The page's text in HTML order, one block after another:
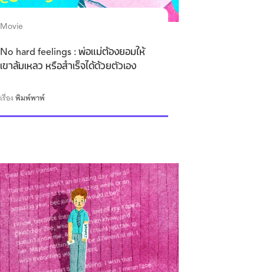
Movie
No hard feelings : พ่อแม่ต้องยอมให้
เขาล้มเหลว หรือสำเร็จได้ด้วยตัวเอง
เรื่องพิมพ์พาพ์